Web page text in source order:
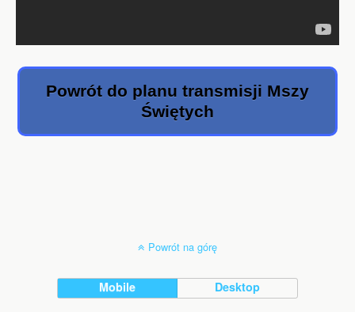
Powrót do planu transmisji Mszy
Świętych
Powrót na górę
Mobile Desktop